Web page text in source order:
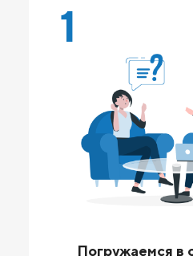
1
Погружаемся в